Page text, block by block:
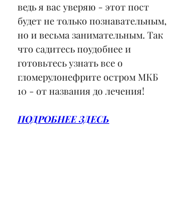
ведь я вас уверяю - этот пост
будет не только познавательным,
но и весьма занимательным. Так
что садитесь поудобнее и
готовьтесь узнать все о
гломерулонефрите остром МКБ
10 - от названия до лечения!
ПОДРОБНЕЕ ЗДЕСЬ